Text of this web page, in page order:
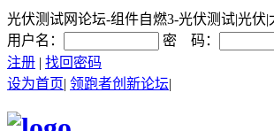
光伏测试网论坛-组件自燃3-光伏测试|光伏|
用户名：
密 码：
注册 | 找回密码
设为首页| 领跑者创新论坛|